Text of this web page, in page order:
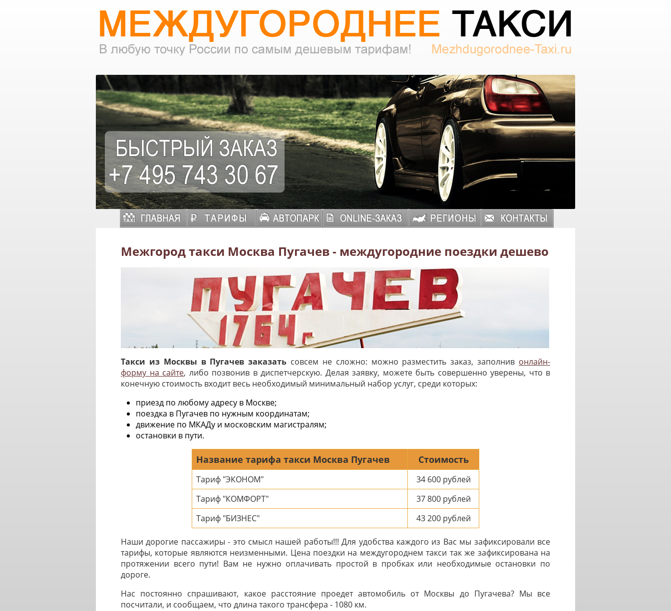
Межгород такси Москва Пугачев - междугородние поездки дешево
Такси из Москвы в Пугачев заказать совсем не сложно: можно разместить заказ, заполнив онлайн-
форму на сайте, либо позвонив в диспетчерскую. Делая заявку, можете быть совершенно уверены, что в
конечную стоимость входит весь необходимый минимальный набор услуг, среди которых:
приезд по любому адресу в Москве;
поездка в Пугачев по нужным координатам;
движение по МКАДу и московским магистралям;
остановки в пути.
Название тарифа такси Москва Пугачев Стоимость
Тариф "ЭКОНОМ" 34 600рублей
Тариф "КОМФОРТ"
37 800рублей
Тариф "БИЗНЕС"
43 200рублей
Наши дорогие пассажиры - это смысл нашей работы!!! Для удобства каждого из Вас мы зафиксировали все
тарифы, которые являются неизменными. Цена поездки на междугороднем такси так же зафиксирована на
протяжении всего пути! Вам не нужно оплачивать простой в пробках или необходимые остановки по
дороге.
Нас постоянно спрашивают, какое расстояние проедет автомобиль от Москвы до Пугачева? Мы все
посчитали, и сообщаем, что длина такого трансфера - 1080 км.